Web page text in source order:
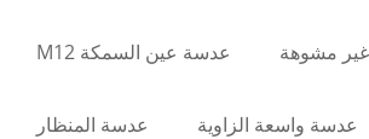
عدسة عين السمكة M12 مشوهة
عدسة المنظار عدسة واسعة الزاوية